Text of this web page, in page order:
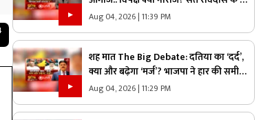
सरकार ने की अहम घोषणाएं, कांग्रेस के पास
कलश वंदन का क्या है तोड़?
Aug 04, 2026 | 11:39 PM
शह मात The Big Debate: दतिया का ‘दर्द’,
क्या और बढ़ेगा ‘मर्ज’? भाजपा ने हार की समीक्षा
के लिए बनाई कमेटी, क्या सरकार पर दिखेगा हार
का असर?
Aug 04, 2026 | 11:29 PM